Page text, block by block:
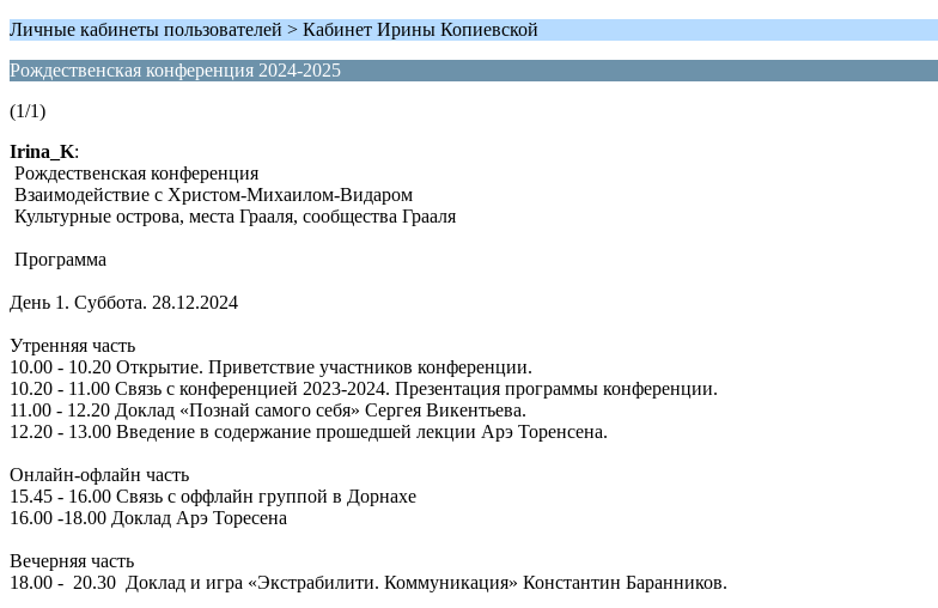
Личные кабинеты пользователей > Кабинет Ирины Копиевской
Рождественская конференция 2024-2025
(1/1)
Irina_K:
Рождественская конференция
Взаимодействие с Христом-Михаилом-Видаром
Культурные острова, места Грааля, сообщества Грааля
Программа
День 1. Суббота. 28.12.2024
Утренняя часть
10.00 - 10.20 Открытие. Приветствие участников конференции.
10.20 - 11.00 Связь с конференцией 2023-2024. Презентация программы конференции.
11.00 - 12.20 Доклад «Познай самого себя» Сергея Викентьева.
12.20 - 13.00 Введение в содержание прошедшей лекции Арэ Торенсена.
Онлайн-офлайн часть
15.45 - 16.00 Связь с оффлайн группой в Дорнахе
16.00 -18.00 Доклад Арэ Торесена
Вечерняя часть
18.00 - 20.30 Доклад и игра «Экстрабилити. Коммуникация» Константин Баранников.